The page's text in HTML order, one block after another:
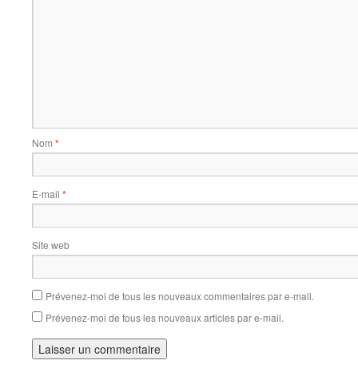
Nom *
E-mail *
Site web
Prévenez-moi de tous les nouveaux commentaires par e-mail.
Prévenez-moi de tous les nouveaux articles par e-mail.